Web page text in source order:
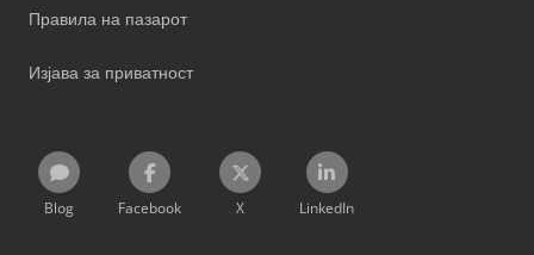
Правила на пазарот
Изјава за приватност
Blog Facebook X LinkedIn